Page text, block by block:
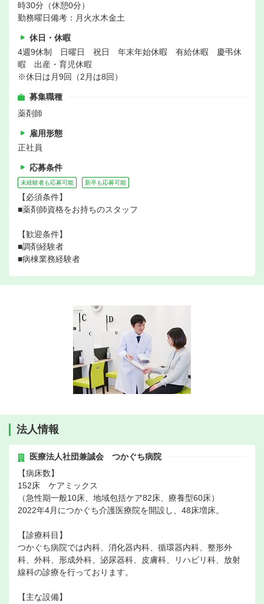
時30分（休憩0分）
勤務曜日備考：月火水木金土
休日・休暇
4週9休制 日曜日 祝日 年末年始休暇 有給休暇 慶弔休
暇 出産・育児休暇
※休日は月9回（2月は8回）
募集職種
薬剤師
雇用形態
正社員
応募条件
未経験者も応募可能 新卒も応募可能
【必須条件】
■薬剤師資格をお持ちのスタッフ
【歓迎条件】
■調剤経験者
■病棟業務経験者
法人情報
医療法人社団兼誠会 つかぐち病院
【病床数】
152床 ケアミックス
（急性期一般10床、地域包括ケア82床、療養型60床）
2022年4月につかぐち介護医療院を開設し、48床増床。
【診療科目】
つかぐち病院では内科、消化器内科、循環器内科、整形外
科、外科、形成外科、泌尿器科、皮膚科、リハビリ科、放射
線科の診療を行っております。
【主な設備】